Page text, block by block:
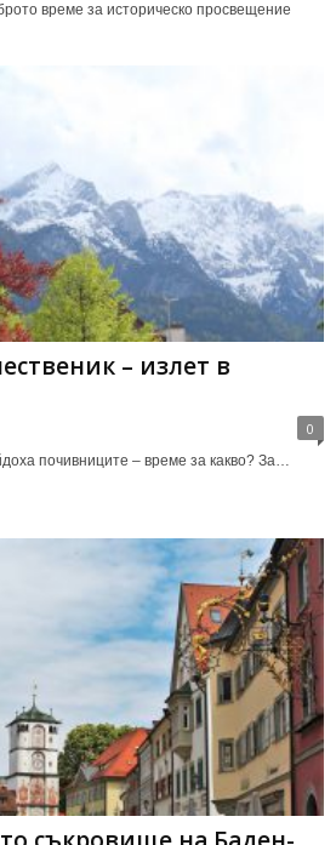
време за историческо просвещение
– излет в
0
почивниците – време за какво? За…